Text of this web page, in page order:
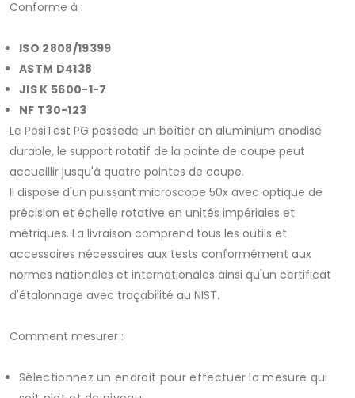
Conforme à :
ISO 2808/19399
ASTM D4138
JIS K 5600-1-7
NF T30-123
Le PosiTest PG possède un boîtier en aluminium anodisé
durable, le support rotatif de la pointe de coupe peut
accueillir jusqu'à quatre pointes de coupe.
Il dispose d'un puissant microscope 50x avec optique de
précision et échelle rotative en unités impériales et
métriques. La livraison comprend tous les outils et
accessoires nécessaires aux tests conformément aux
normes nationales et internationales ainsi qu'un certificat
d'étalonnage avec traçabilité au NIST.
Comment mesurer :
Sélectionnez un endroit pour effectuer la mesure qui